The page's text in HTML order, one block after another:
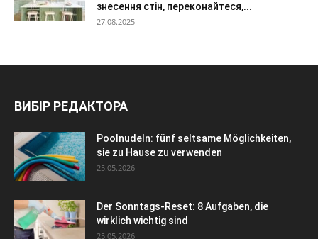
знесення стін, переконайтеся,...
27.08.2025
ВИБІР РЕДАКТОРА
Poolnudeln: fünf seltsame Möglichkeiten,
sie zu Hause zu verwenden
25.05.2026
Der Sonntags-Reset: 8 Aufgaben, die
wirklich wichtig sind
25.05.2026